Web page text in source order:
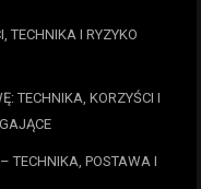
TECHNIKA I RYZYKO
TECHNIKA, KORZYŚCI I
TECHNIKA, POSTAWA I